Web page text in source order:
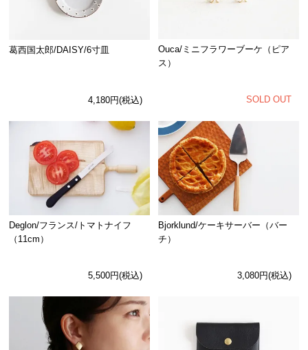
葛西国太郎/DAISY/6寸皿
4,180円(税込)
Ouca/ミニフラワーブーケ（ピア
ス）
SOLD OUT
Deglon/フランス/トマトナイフ
（11cm）
5,500円(税込)
Bjorklund/ケーキサーバー（バー
チ）
3,080円(税込)